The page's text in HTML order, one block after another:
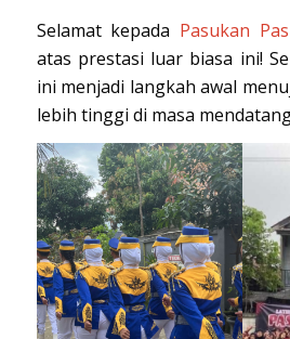
Selamat kepada Pasukan
atas prestasi luar biasa ini!
ini menjadi langkah awal
lebih tinggi di masa